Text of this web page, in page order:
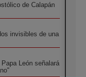
de Calapán
invisibles de una
León señalará